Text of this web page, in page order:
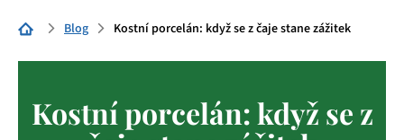
Domů Blog Kostní porcelán: když se z čaje stane zážitek
Kostní porcelán: když se z